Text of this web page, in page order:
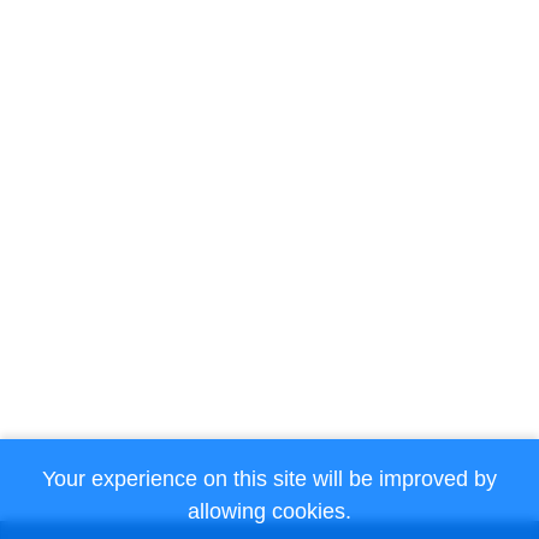
Your experience on this site will be improved by
allowing cookies.